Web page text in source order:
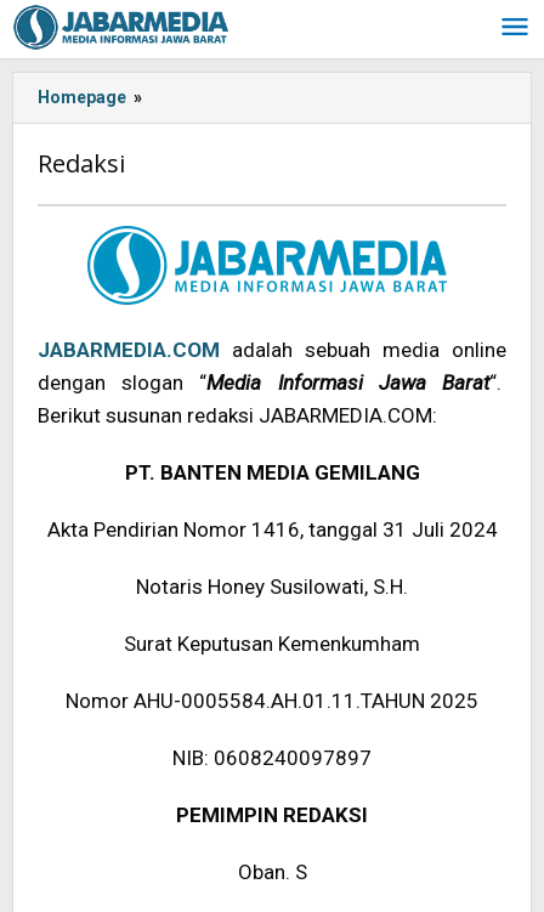
Skip
to
content
Homepage »
Redaksi
December
Oban
JABARMEDIA.COM adalah sebuah media online
dengan slogan “Media Informasi Jawa Barat“.
Berikut susunan redaksi JABARMEDIA.COM:
PT. BANTEN MEDIA GEMILANG
Akta Pendirian Nomor 1416, tanggal 31 Juli 2024
Notaris Honey Susilowati, S.H.
Surat Keputusan Kemenkumham
Nomor AHU-0005584.AH.01.11.TAHUN 2025
NIB: 0608240097897
PEMIMPIN REDAKSI
Oban. S